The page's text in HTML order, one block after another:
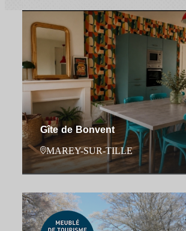
Gîte de Bonvent
MAREY-SUR-TILLE